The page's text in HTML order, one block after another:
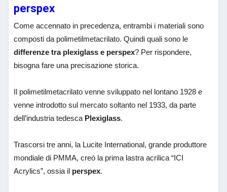
perspex
Come accennato in precedenza, entrambi i materiali sono
composti da polimetilmetacrilato. Quindi quali sono le
differenze tra plexiglass e perspex? Per rispondere,
bisogna fare una precisazione storica.
Il polimetilmetacrilato venne sviluppato nel lontano 1928 e
venne introdotto sul mercato soltanto nel 1933, da parte
dell’industria tedesca Plexiglass.
Trascorsi tre anni, la Lucite International, grande produttore
mondiale di PMMA, creò la prima lastra acrilica “ICI
Acrylics”, ossia il perspex.